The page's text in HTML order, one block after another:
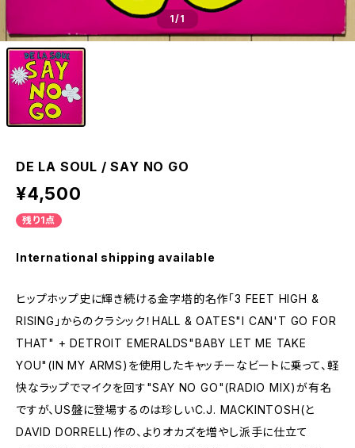
1/1
DE LA SOUL / SAY NO GO
¥4,500
残り1点
International shipping available
ヒップホップ史に輝き続ける金字塔的名作「3 FEET HIGH &
RISING」からのクラシック！HALL & OATES"I CAN'T GO FOR
THAT" + DETROIT EMERALDS"BABY LET ME TAKE
YOU"(IN MY ARMS)を使用したキャッチーなビートに乗って、軽
快なラップでマイクを回す"SAY NO GO"(RADIO MIX)が有名
ですが、US盤に登場するのは珍しいC.J. MACKINTOSH(と
DAVID DORRELL)作の、よりオカズを増やし派手に仕立て